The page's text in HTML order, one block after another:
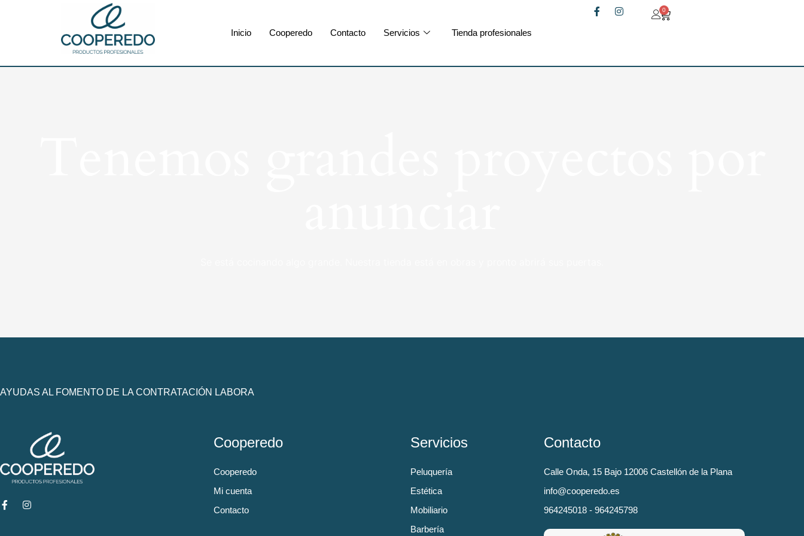
Inicio Cooperedo Contacto Servicios Tienda profesionales
0
AYUDAS AL FOMENTO DE LA CONTRATACIÓN LABORA
Cooperedo
Cooperedo
Mi cuenta
Contacto
Servicios
Peluquería
Estética
Mobiliario
Barbería
Contacto
Calle Onda, 15 Bajo 12006 Castellón de la Plana
info@cooperedo.es
964245018 - 964245798